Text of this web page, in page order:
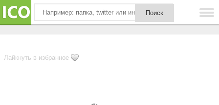
Лайкнуть в избранное